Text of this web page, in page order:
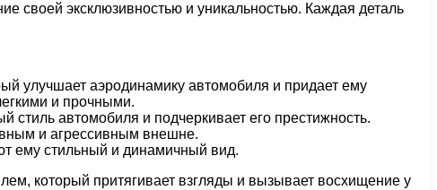
своей эксклюзивностью и уникальностью. Каждая деталь
улучшает аэродинамику автомобиля и придает ему
и прочными.
стиль автомобиля и подчеркивает его престижность.
и агрессивным внешне.
ему стильный и динамичный вид.
который притягивает взгляды и вызывает восхищение у